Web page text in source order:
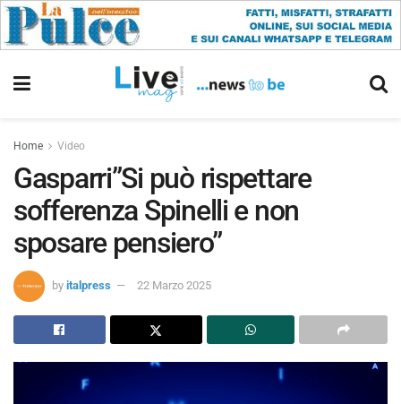
Home Video
Gasparri”Si può rispettare
sofferenza Spinelli e non
sposare pensiero”
by italpress 22 Marzo 2025